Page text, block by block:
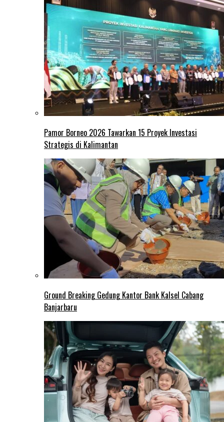
Pamor Borneo 2026 Tawarkan 15 Proyek Investasi
Strategis di Kalimantan
Ground Breaking Gedung Kantor Bank Kalsel Cabang
Banjarbaru